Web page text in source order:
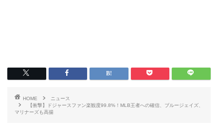
HOME
ニュース
【衝撃】ドジャースファン楽観度99.8%！MLB王者への確信、ブルージェイズ、
マリナーズも高揚